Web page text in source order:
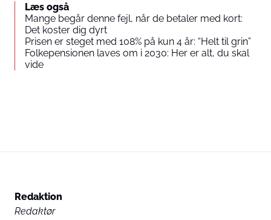
Læs også
Mange begår denne fejl, når de betaler med kort:
Det koster dig dyrt
Prisen er steget med 108% på kun 4 år: “Helt til grin”
Folkepensionen laves om i 2030: Her er alt, du skal
vide
Redaktion
Redaktør